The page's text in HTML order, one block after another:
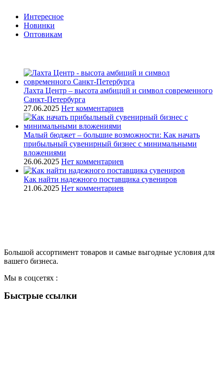
Интересное
Новинки
Оптовикам
Лахта Центр – высота амбиций и символ современного
Санкт-Петербурга
27.06.2025 Нет комментариев
Малый бюджет – большие возможности: Как начать
прибыльный сувенирный бизнес с минимальными
вложениями
26.06.2025 Нет комментариев
Как найти надежного поставщика сувениров
21.06.2025 Нет комментариев
Большой ассортимент товаров и самые выгодные условия для
вашего бизнеса.
Мы в соцсетях :
Быстрые ссылки